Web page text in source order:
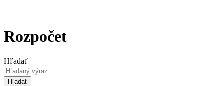
Rozpočet
Hľadať
Hľadať